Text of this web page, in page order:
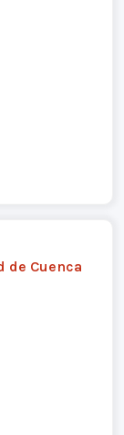
de Cuenca